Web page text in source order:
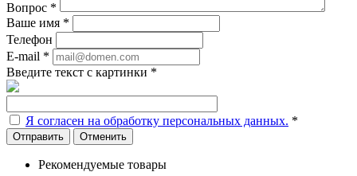
Вопрос *
Ваше имя *
Телефон
E-mail *
Введите текст с картинки *
Я согласен на обработку персональных данных. *
Отменить
Рекомендуемые товары